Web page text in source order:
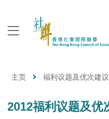
主页 福利议题及优次建议
2012福利议题及优